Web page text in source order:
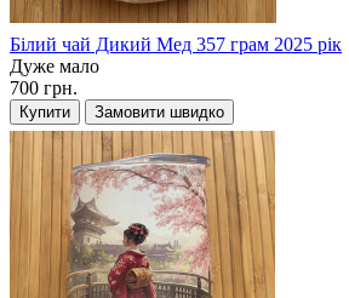
Білий чай Дикий Мед 357 грам 2025 рік
Дуже мало
700 грн.
Купити Замовити швидко